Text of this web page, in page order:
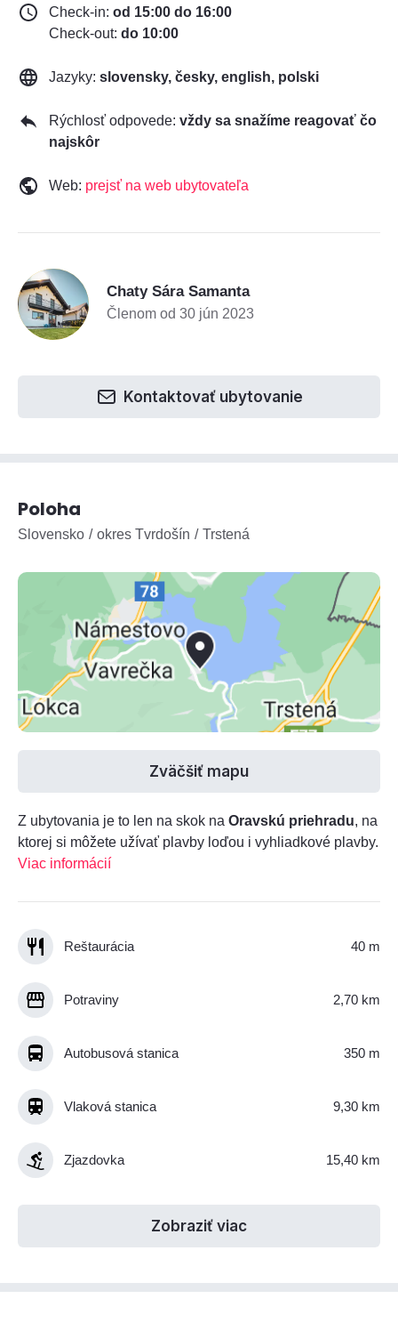
Check-in: od 15:00 do 16:00
Check-out: do 10:00
Jazyky: slovensky, česky, english, polski
Rýchlosť odpovede: vždy sa snažíme reagovať čo
najskôr
Web: prejsť na web ubytovateľa
C Chaty Sára Samanta
Členom od 30 jún 2023
Kontaktovať ubytovanie
Poloha
Slovensko okres Tvrdošín Trstená
Zväčšiť mapu
Z ubytovania je to len na skok na Oravskú priehradu, na
ktorej si môžete užívať plavby loďou i vyhliadkové plavby.
Viac informácií
Reštaurácia 40 m
Potraviny 2,70 km
Autobusová stanica 350 m
Vlaková stanica 9,30 km
Zjazdovka 15,40 km
Zobraziť viac